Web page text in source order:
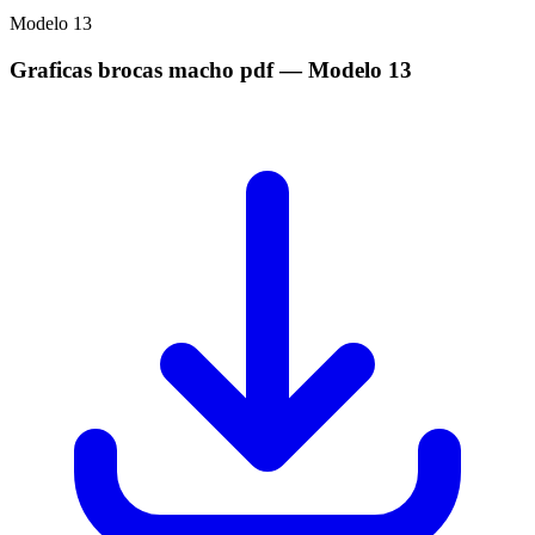
Modelo 13
Graficas brocas macho pdf— Modelo 13